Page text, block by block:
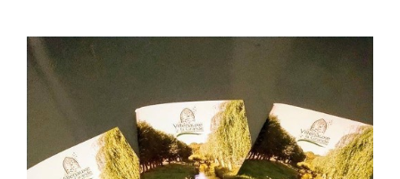
Voir
l'image
agrandie